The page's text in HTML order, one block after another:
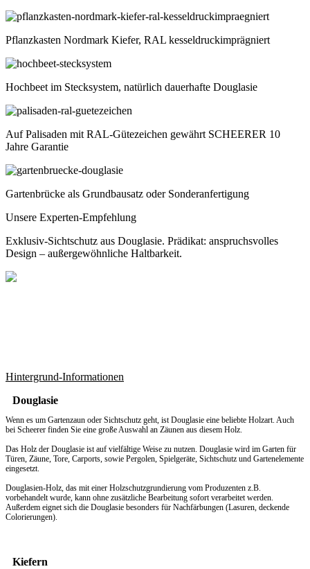
Pflanzkasten Nordmark Kiefer, RAL kesseldruckimprägniert
Hochbeet im Stecksystem, natürlich dauerhafte Douglasie
Auf Palisaden mit RAL-Gütezeichen gewährt SCHEERER 10
Jahre Garantie
Gartenbrücke als Grundbausatz oder Sonderanfertigung
Unsere Experten-Empfehlung
Exklusiv-Sichtschutz aus Douglasie. Prädikat: anspruchsvolles
Design – außergewöhnliche Haltbarkeit.
Hintergrund-Informationen
Douglasie
Wenn es um Gartenzaun oder Sichtschutz geht, ist Douglasie eine beliebte Holzart. Auch
bei Scheerer finden Sie eine große Auswahl an Zäunen aus diesem Holz.
Das Holz der Douglasie ist auf vielfältige Weise zu nutzen. Douglasie wird im Garten für
Türen, Zäune, Tore, Carports, sowie Pergolen, Spielgeräte, Sichtschutz und Gartenelemente
eingesetzt.
Douglasien-Holz, das mit einer Holzschutzgrundierung vom Produzenten z.B.
vorbehandelt wurde, kann ohne zusätzliche Bearbeitung sofort verarbeitet werden.
Außerdem eignet sich die Douglasie besonders für Nachfärbungen (Lasuren, deckende
Colorierungen).
Kiefern